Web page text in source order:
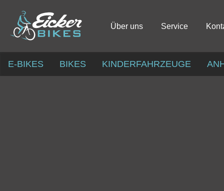
Über uns Service
E-BIKES BIKES KINDERFAHRZEUGE